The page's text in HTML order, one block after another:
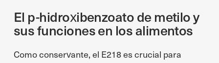
El p-hidroxibenzoato de metilo y
sus funciones en los alimentos
Como conservante, el E218 es crucial para